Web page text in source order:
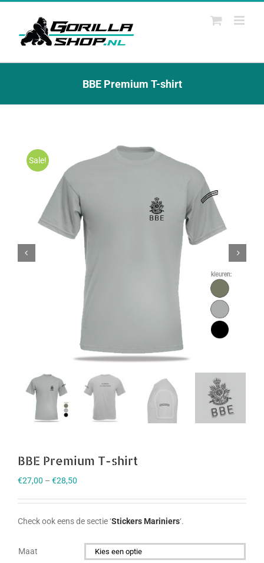
Ga
BBE Premium T-shirt
Sale!
 
BBE Premium T-shirt
€27,00 – €28,50
Check ook eens de sectie ‘Stickers Mariniers‘.
Maat